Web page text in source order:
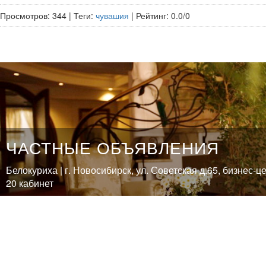
Просмотров: 344 | Теги: чувашия | Рейтинг: 0.0/0
ЧАСТНЫЕ ОБЪЯВЛЕНИЯ
Белокуриха | г. Новосибирск, ул. Советская д.65, бизнес-
20 кабинет